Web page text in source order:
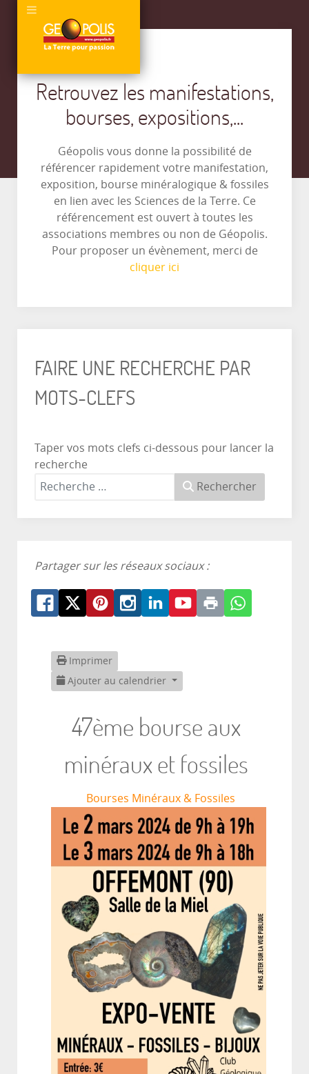
Retrouvez les manifestations,
bourses, expositions,...
Géopolis vous donne la possibilité de
référencer rapidement votre manifestation,
exposition, bourse minéralogique & fossiles
en lien avec les Sciences de la Terre. Ce
référencement est ouvert à toutes les
associations membres ou non de Géopolis.
Pour proposer un évènement, merci de
cliquer ici
FAIRE UNE RECHERCHE PAR
MOTS-CLEFS
Taper vos mots clefs ci-dessous pour lancer la
recherche
Rechercher
Partager sur les réseaux sociaux :
Imprimer
Ajouter au calendrier
47ème bourse aux
minéraux et fossiles
Bourses Minéraux & Fossiles